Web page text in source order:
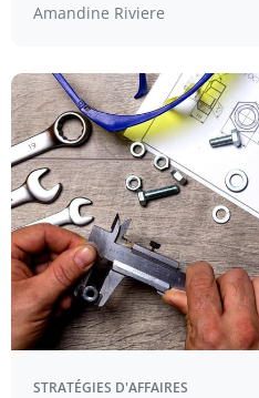
Amandine Riviere
STRATÉGIES D'AFFAIRES